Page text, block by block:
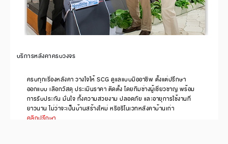
บริการหลังคาครบวงจร
ครบทุกเรื่องหลังคา วางใจให้ SCG ดูแลแบบมืออาชีพ ตั้งแต่ปรึกษา
ออกแบบ เลือกวัสดุ ประเมินราคา ติดตั้ง โดยทีมช่างผู้เชี่ยวชาญ พร้อม
การรับประกัน มั่นใจ ทั้งความสวยงาม ปลอดภัย และอายุการใช้งานที่
ยาวนาน ไม่ว่าจะเป็นบ้านสร้างใหม่ หรือรีโนเวทหลังคาบ้านเก่า
คลิกปรึกษา...